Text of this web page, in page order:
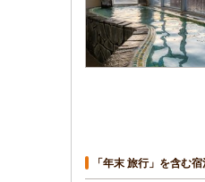
「年末 旅行」を含む